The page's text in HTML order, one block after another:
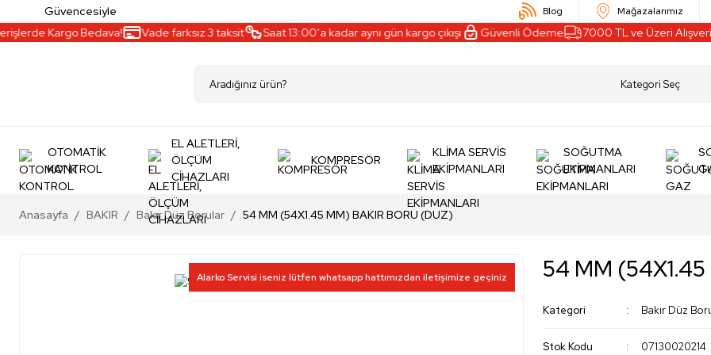
Güvencesiyle Blog Mağazalarımız
Kargo Bedava! Vade farksız 3 taksit Saat 13:00’a kadar aynı gün kargo çıkışı Güvenli Ödeme 7000 TL ve Üzeri
OTOMATİK
KONTROL
EL ALETLERİ,
ÖLÇÜM
CİHAZLARI
KOMPRESÖR
KLİMA SERVİS
EKİPMANLARI
SOĞUTMA
EKİPMANLARI
Anasayfa BAKIR Bakır Düz Borular 54 MM (54X1.45 MM) BAKIR BORU (DUZ)
Alarko Servisi iseniz lütfen whatsapp hattımızdan iletişimize geçiniz 54 MM
Kategori Bakır Düz
Stok Kodu 07130020214